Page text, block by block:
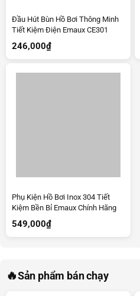
Đầu Hút Bùn Hồ Bơi Thông Minh
Tiết Kiệm Điện Emaux CE301
246,000₫
Phụ Kiện Hồ Bơi Inox 304 Tiết
Kiệm Bền Bỉ Emaux Chính Hãng
549,000₫
🔥Sản phẩm bán chạy